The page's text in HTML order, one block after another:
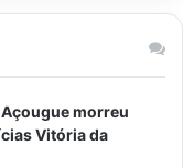
morreu
Vitória da